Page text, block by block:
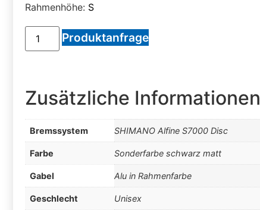
Rahmenhöhe: S
Produktanfrage
Zusätzliche Informationen
Bremssystem SHIMANO Alfine S7000 Disc
Farbe Sonderfarbe schwarz matt
Gabel Alu in Rahmenfarbe
Geschlecht Unisex